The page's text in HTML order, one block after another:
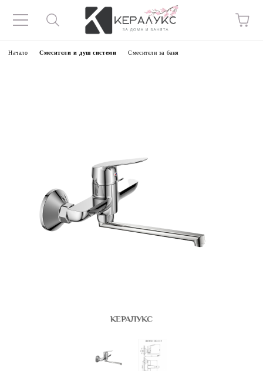
Начало Смесители и душ системи Смесители за баня